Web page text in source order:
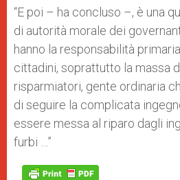
“E poi – ha concluso –, è una
di autorità morale dei
hanno la responsabilità
cittadini, soprattutto la massa
risparmiatori, gente ordinaria
di seguire la complicata
essere messa al riparo dagli
furbi …”